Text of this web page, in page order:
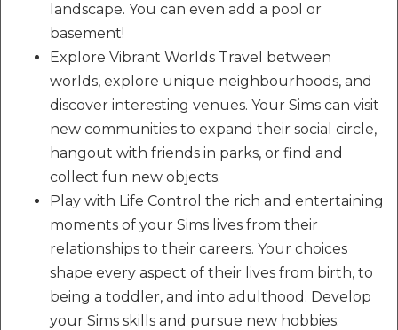
landscape. You can even add a pool or
basement!
Explore Vibrant Worlds Travel between
worlds, explore unique neighbourhoods, and
discover interesting venues. Your Sims can visit
new communities to expand their social circle,
hangout with friends in parks, or find and
collect fun new objects.
Play with Life Control the rich and entertaining
moments of your Sims lives from their
relationships to their careers. Your choices
shape every aspect of their lives from birth, to
being a toddler, and into adulthood. Develop
your Sims skills and pursue new hobbies.